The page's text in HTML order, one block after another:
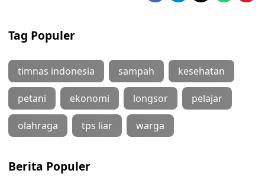
Tag Populer
timnas indonesia sampah kesehatan
petani ekonomi longsor pelajar
olahraga tps liar warga
Berita Populer